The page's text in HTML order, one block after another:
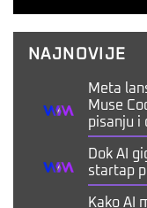
NAJNOVIJE
Meta
Muse
pisanju i
Dok AI
startap
Kako AI